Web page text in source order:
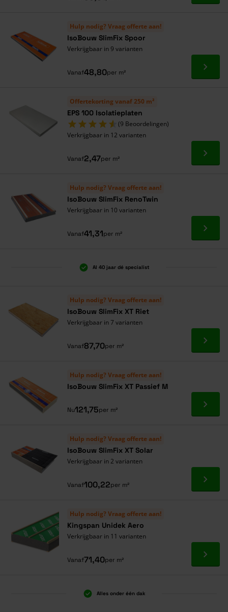
Hulp nodig? Vraag offerte aan!
IsoBouw SlimFix Spoor
Verkrijgbaar in 9 varianten
Vanaf48,80per m² Ga
Offertekorting vanaf 250 m²
EPS 100 Isolatieplaten
(9 Beoordelingen)
Verkrijgbaar in 12 varianten
Vanaf2,47per m² Ga
Hulp nodig? Vraag offerte aan!
IsoBouw SlimFix RenoTwin
Verkrijgbaar in 10 varianten
Vanaf41,31per m² Ga
Al 40 jaar dé specialist
Hulp nodig? Vraag offerte aan!
IsoBouw SlimFix XT Riet
Verkrijgbaar in 7 varianten
Vanaf87,70per m² Ga
Hulp nodig? Vraag offerte aan!
IsoBouw SlimFix XT Passief M
Nu121,75per m² Ga
Hulp nodig? Vraag offerte aan!
IsoBouw SlimFix XT Solar
Verkrijgbaar in 2 varianten
Vanaf100,22per m² Ga
Hulp nodig? Vraag offerte aan!
Kingspan Unidek Aero
Verkrijgbaar in 11 varianten
Vanaf71,40per m² Ga
Alles onder één dak